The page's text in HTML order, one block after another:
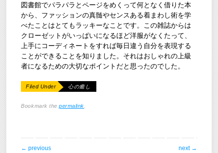
図書館でパラパラとページをめくって何となく借りた本
から、ファッションの真髄やセンスある着まわし術を学
べたことはとてもラッキーなことです。この雑誌からは
クローゼットがいっぱいになるほど洋服がなくたって、
上手にコーディネートをすれば毎日違う自分を表現する
ことができることを知りました。それはおしゃれの上級
者になるための大切なポイントだと思ったのでした。
Filed Under 心の癒し
Bookmark thepermalink.
post navigation
← previous next →